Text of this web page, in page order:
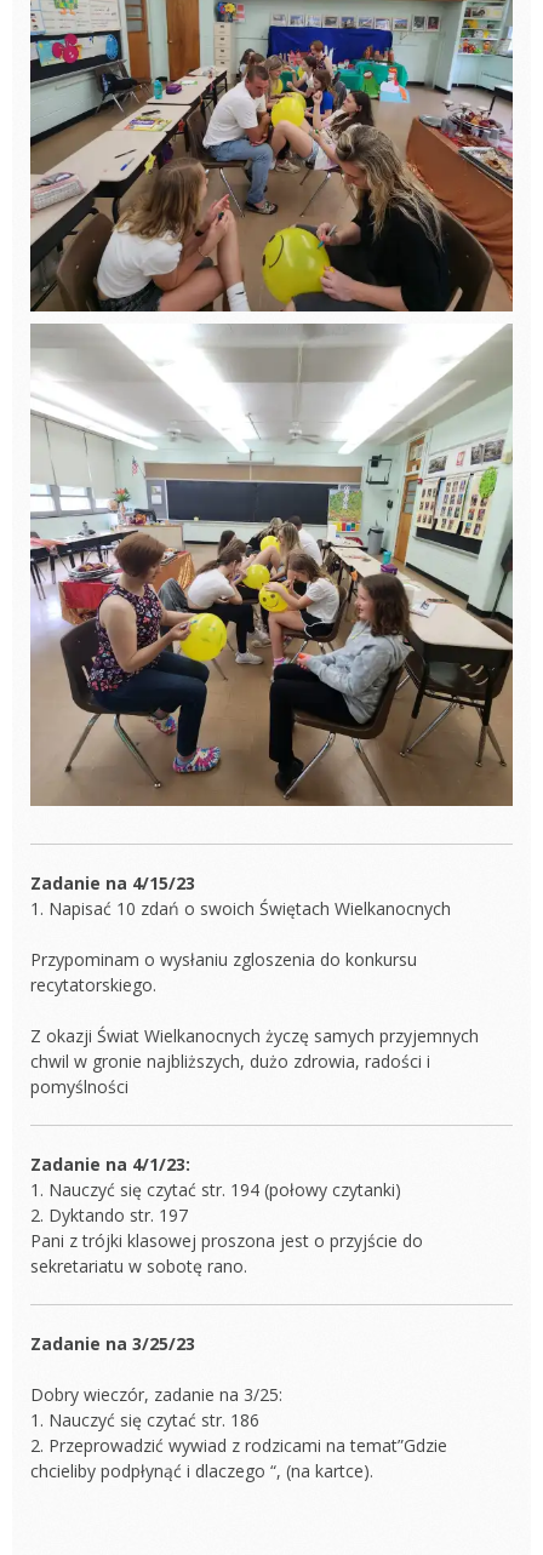
Zadanie na 4/15/23
1. Napisać 10 zdań o swoich Świętach Wielkanocnych
Przypominam o wysłaniu zgloszenia do konkursu
recytatorskiego.
Z okazji Świat Wielkanocnych życzę samych przyjemnych
chwil w gronie najbliższych, dużo zdrowia, radości i
pomyślności
Zadanie na 4/1/23:
1. Nauczyć się czytać str. 194 (połowy czytanki)
2. Dyktando str. 197
Pani z trójki klasowej proszona jest o przyjście do
sekretariatu w sobotę rano.
Zadanie na 3/25/23
Dobry wieczór, zadanie na 3/25:
1. Nauczyć się czytać str. 186
2. Przeprowadzić wywiad z rodzicami na temat”Gdzie
chcieliby podpłynąć i dlaczego “, (na kartce).